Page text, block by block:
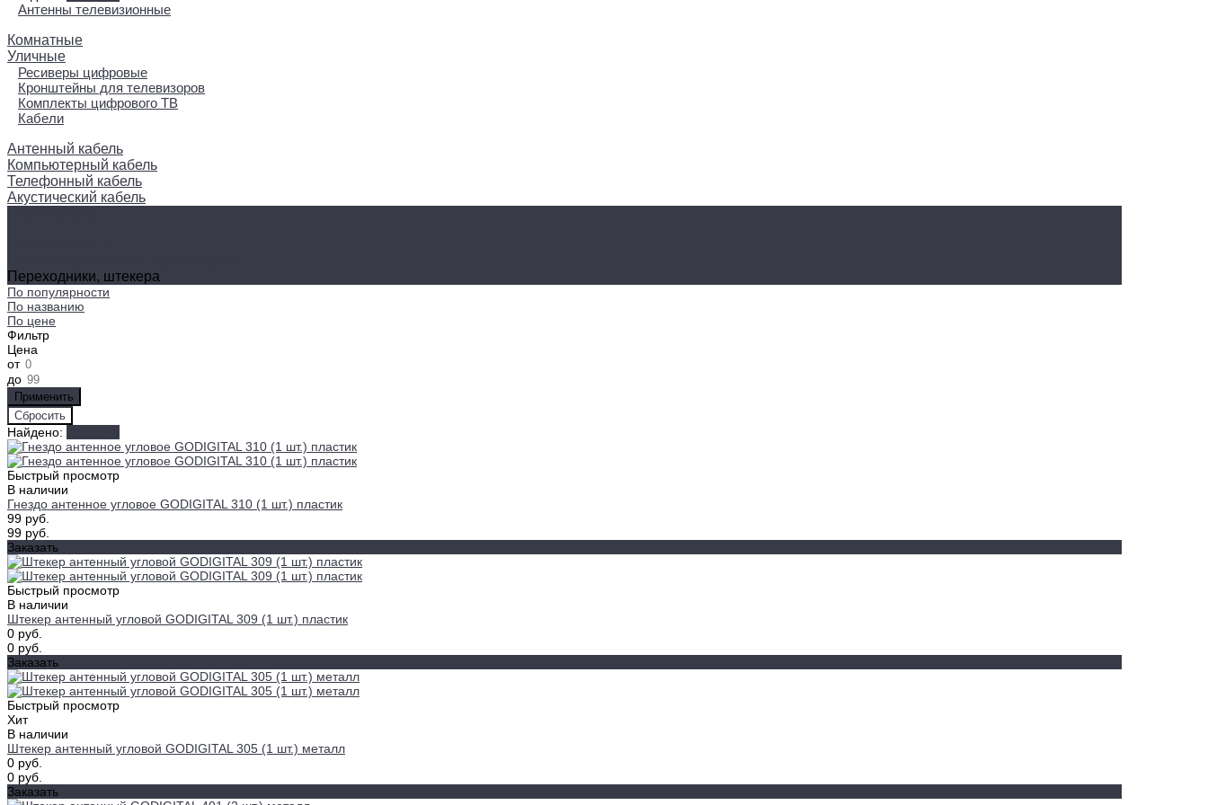
Антенны телевизионные
Комнатные
Уличные
Ресиверы цифровые
Кронштейны для телевизоров
Комплекты цифрового ТВ
Кабели
Антенный кабель
Компьютерный кабель
Телефонный кабель
Акустический кабель
Переходники, штекера
По популярности
По названию
По цене
Фильтр
Цена
от
до
Найдено:
Быстрый просмотр
В наличии
Гнездо антенное угловое GODIGITAL 310 (1 шт.) пластик
99 руб.
99 руб.
Заказать
Быстрый просмотр
В наличии
Штекер антенный угловой GODIGITAL 309 (1 шт.) пластик
0 руб.
0 руб.
Заказать
Быстрый просмотр
Хит
В наличии
Штекер антенный угловой GODIGITAL 305 (1 шт.) металл
0 руб.
0 руб.
Заказать